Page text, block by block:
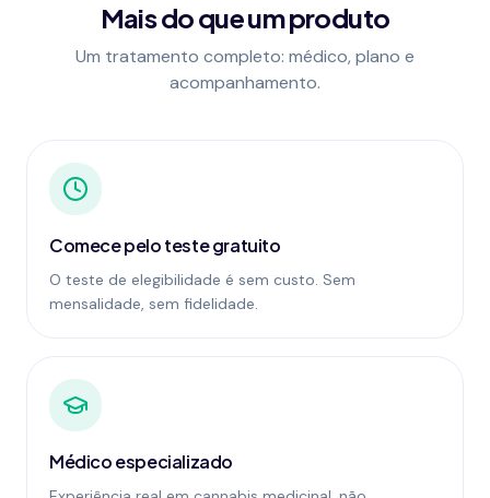
Mais do que um produto
Um tratamento completo: médico, plano e
acompanhamento.
Comece pelo teste gratuito
O teste de elegibilidade é sem custo. Sem
mensalidade, sem fidelidade.
Médico especializado